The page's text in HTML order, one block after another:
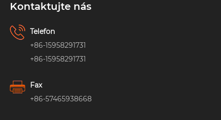
Kontaktujte nás
Telefon
+86-15958291731
+86-15958291731
Fax
+86-57465938668